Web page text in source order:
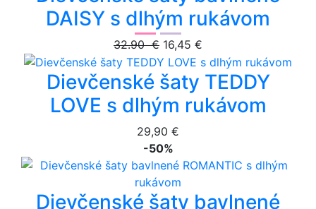
DAISY s dlhým rukávom
32.90 € 16,45 €
Dievčenské šaty TEDDY
LOVE s dlhým rukávom
29,90 €
-50%
Dievčenské šaty bavlnené